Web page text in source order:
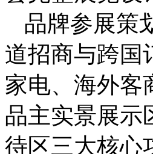
品牌参展策
道招商与跨国
家电、海外客
品主实景展示
待区三大核心